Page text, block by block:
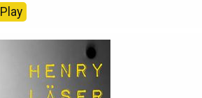
Play